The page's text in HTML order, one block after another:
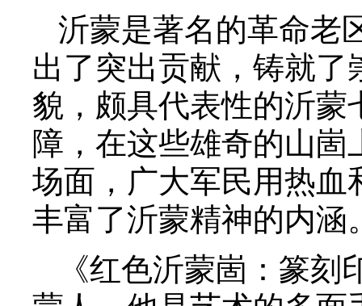
沂蒙是著名的革命老
出了突出贡献，铸就
貌，颇具代表性的沂
障，在这些雄奇的山
场面，广大军民用热
丰富了沂蒙精神的内涵
《红色沂蒙崮：篆